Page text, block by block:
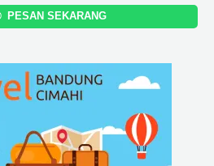
PESAN SEKARANG